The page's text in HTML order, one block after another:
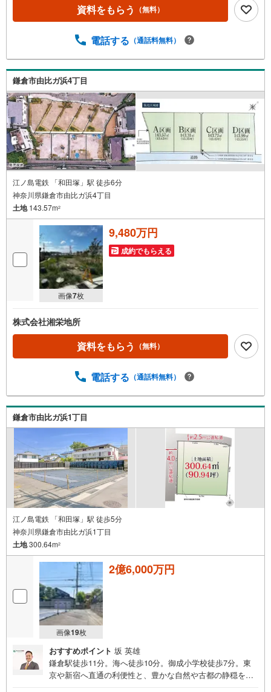
資料をもらう （無料）
電話する （通話料無料）
鎌倉市由比ガ浜4丁目
江ノ島電鉄 「和田塚」駅 徒歩6分
神奈川県鎌倉市由比ガ浜4丁目
土地143.57m2
画像7枚
9,480万円
成約でもらえる
株式会社湘栄地所
資料をもらう （無料）
電話する （通話料無料）
鎌倉市由比ガ浜1丁目
江ノ島電鉄 「和田塚」駅 徒歩5分
神奈川県鎌倉市由比ガ浜1丁目
土地300.64m2
画像19枚
2億6,000万円
おすすめポイント 坂 英雄
鎌倉駅徒歩11分。海へ徒歩10分。御成小学校徒歩7分。東
京や新宿へ直通の利便性と、豊かな自然や古都の静穏を両